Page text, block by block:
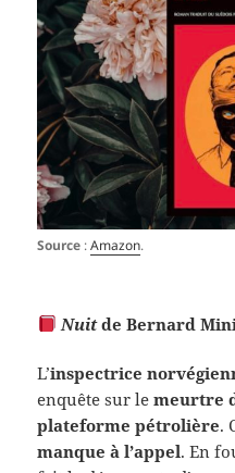
Source :Amazon.
Nuitde Bernard
L’inspectrice
enquête sur lemeurtre
plateforme pétrolière.
manque à l’appel. En